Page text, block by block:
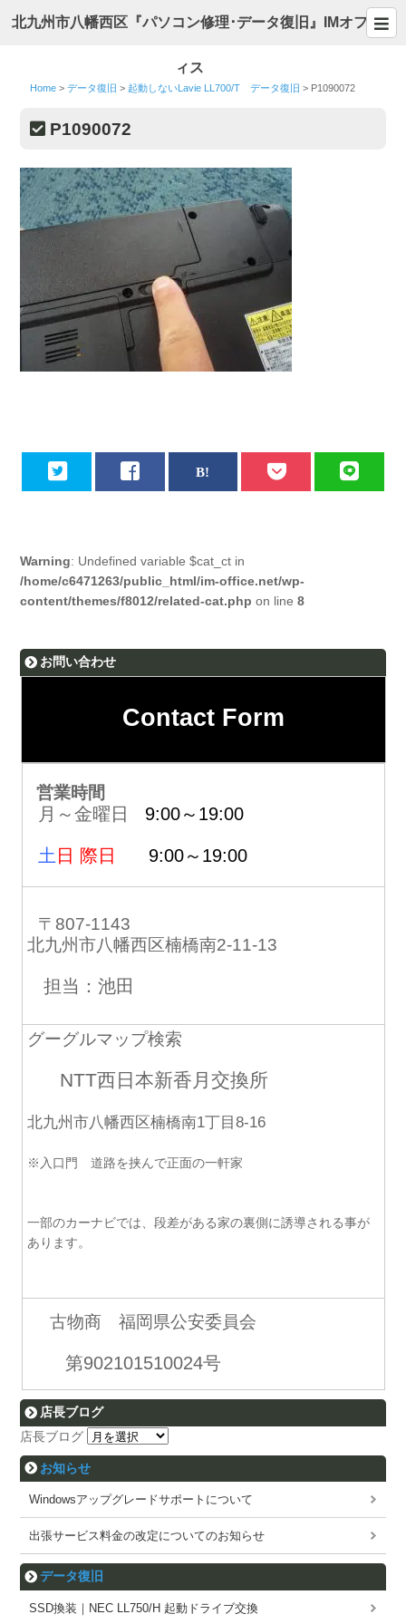
北九州市八幡西区『パソコン修理･データ復旧』IMオフ
ィス
Home >データ復旧 >起動しないLavie LL700/T データ復旧 > P1090072
P1090072
Warning: Undefined variable $cat_ct in
/home/c6471263/public_html/im-office.net/wp-
content/themes/f8012/related-cat.php on line8
お問い合わせ
Contact Form
営業時間
月～金曜日 9:00～19:00
土 日 際日 9:00～19:00
〒807-1143
北九州市八幡西区楠橋南2-11-13
担当：池田
グーグルマップ検索
NTT西日本新香月交換所
北九州市八幡西区楠橋南1丁目8-16
※入口門 道路を挟んで正面の一軒家
一部のカーナビでは、段差がある家の裏側に誘導される事が
あります。
古物商 福岡県公安委員会
第902101510024号
店長ブログ
店長ブログ
お知らせ
Windowsアップグレードサポートについて
出張サービス料金の改定についてのお知らせ
データ復旧
SSD換装｜NEC LL750/H 起動ドライブ交換